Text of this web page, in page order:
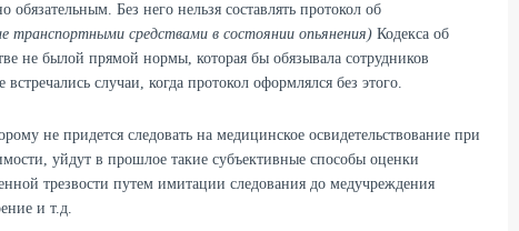
обязательным. Без него нельзя составлять протокол об
транспортными средствами в состоянии опьянения)Кодекса об
не былой прямой нормы, которая бы обязывала сотрудников
случаи, когда протокол оформлялся без этого.
не придется следовать на медицинское освидетельствование при
уйдут в прошлое такие субъективные способы оценки
трезвости путем имитации следования до медучреждения
и т.д.